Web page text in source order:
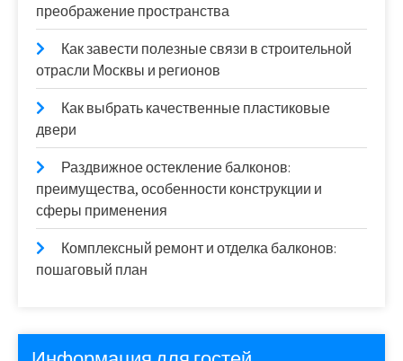
преображение пространства
Как завести полезные связи в строительной
отрасли Москвы и регионов
Как выбрать качественные пластиковые
двери
Раздвижное остекление балконов:
преимущества, особенности конструкции и
сферы применения
Комплексный ремонт и отделка балконов:
пошаговый план